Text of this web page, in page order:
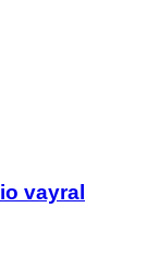
vayral